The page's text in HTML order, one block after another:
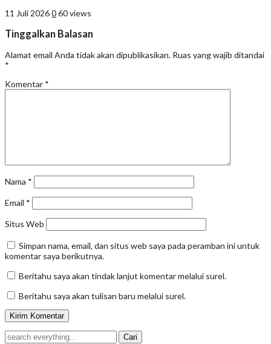
11 Juli 2026060 views
Tinggalkan Balasan
Alamat email Anda tidak akan dipublikasikan. Ruas yang wajib ditandai
*
Komentar *
Nama *
Email *
Situs Web
Simpan nama, email, dan situs web saya pada peramban ini untuk
komentar saya berikutnya.
Beritahu saya akan tindak lanjut komentar melalui surel.
Beritahu saya akan tulisan baru melalui surel.